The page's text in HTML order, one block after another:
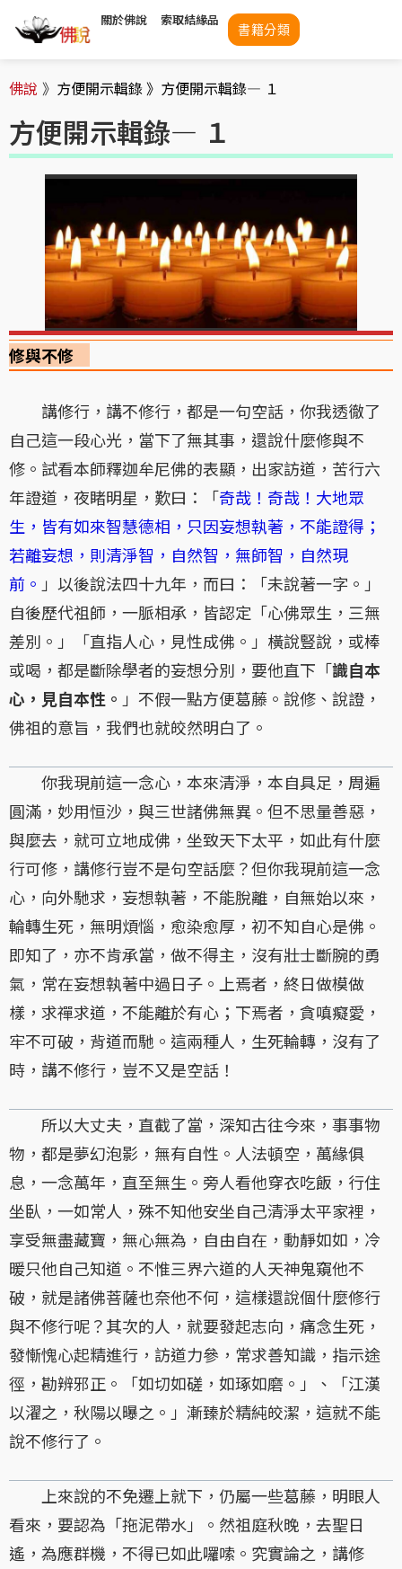
關於佛說 索取結緣品
書籍分類
佛說 》 方便開示輯錄 》 方便開示輯錄— １
方便開示輯錄— １
修與不修
講修行，講不修行，都是一句空話，你我透徹了
自己這一段心光，當下了無其事，還說什麼修與不
修。試看本師釋迦牟尼佛的表顯，出家訪道，苦行六
年證道，夜睹明星，歎曰：「奇哉！奇哉！大地眾
生，皆有如來智慧德相，只因妄想執著，不能證得；
若離妄想，則清淨智，自然智，無師智，自然現
前。 」以後說法四十九年，而曰：「未說著一字。」
自後歷代祖師，一脈相承，皆認定「心佛眾生，三無
差別。」「直指人心，見性成佛。」橫說豎說，或棒
或喝，都是斷除學者的妄想分別，要他直下「識自本
心，見自本性。 」不假一點方便葛藤。說修、說證，
佛祖的意旨，我們也就皎然明白了。
你我現前這一念心，本來清淨，本自具足，周遍
圓滿，妙用恒沙，與三世諸佛無異。但不思量善惡，
與麼去，就可立地成佛，坐致天下太平，如此有什麼
行可修，講修行豈不是句空話麼？但你我現前這一念
心，向外馳求，妄想執著，不能脫離，自無始以來，
輪轉生死，無明煩惱，愈染愈厚，初不知自心是佛。
即知了，亦不肯承當，做不得主，沒有壯士斷腕的勇
氣，常在妄想執著中過日子。上焉者，終日做模做
樣，求禪求道，不能離於有心；下焉者，貪嗔癡愛，
牢不可破，背道而馳。這兩種人，生死輪轉，沒有了
時，講不修行，豈不又是空話！
所以大丈夫，直截了當，深知古往今來，事事物
物，都是夢幻泡影，無有自性。人法頓空，萬緣俱
息，一念萬年，直至無生。旁人看他穿衣吃飯，行住
坐臥，一如常人，殊不知他安坐自己清淨太平家裡，
享受無盡藏寶，無心無為，自由自在，動靜如如，冷
暖只他自己知道。不惟三界六道的人天神鬼窺他不
破，就是諸佛菩薩也奈他不何，這樣還說個什麼修行
與不修行呢？其次的人，就要發起志向，痛念生死，
發慚愧心起精進行，訪道力參，常求善知識，指示途
徑，勘辨邪正。「如切如磋，如琢如磨。」、「江漢
以濯之，秋陽以曝之。」漸臻於精純皎潔，這就不能
說不修行了。
上來說的不免遷上就下，仍屬一些葛藤，明眼人
看來，要認為「拖泥帶水」。然祖庭秋晚，去聖日
遙，為應群機，不得已如此囉嗦。究實論之，講修